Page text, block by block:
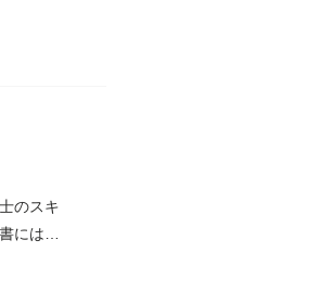
のスキ
には珍